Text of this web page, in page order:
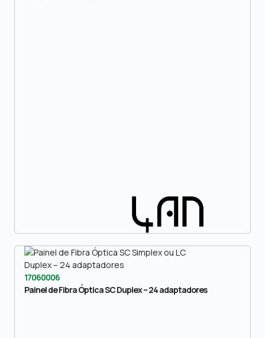
17060006
Painel de Fibra Óptica SC Duplex – 24 adaptadores